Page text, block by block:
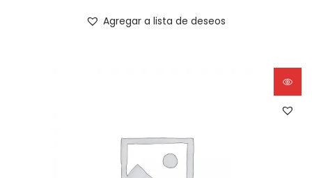
Agregar a lista de deseos